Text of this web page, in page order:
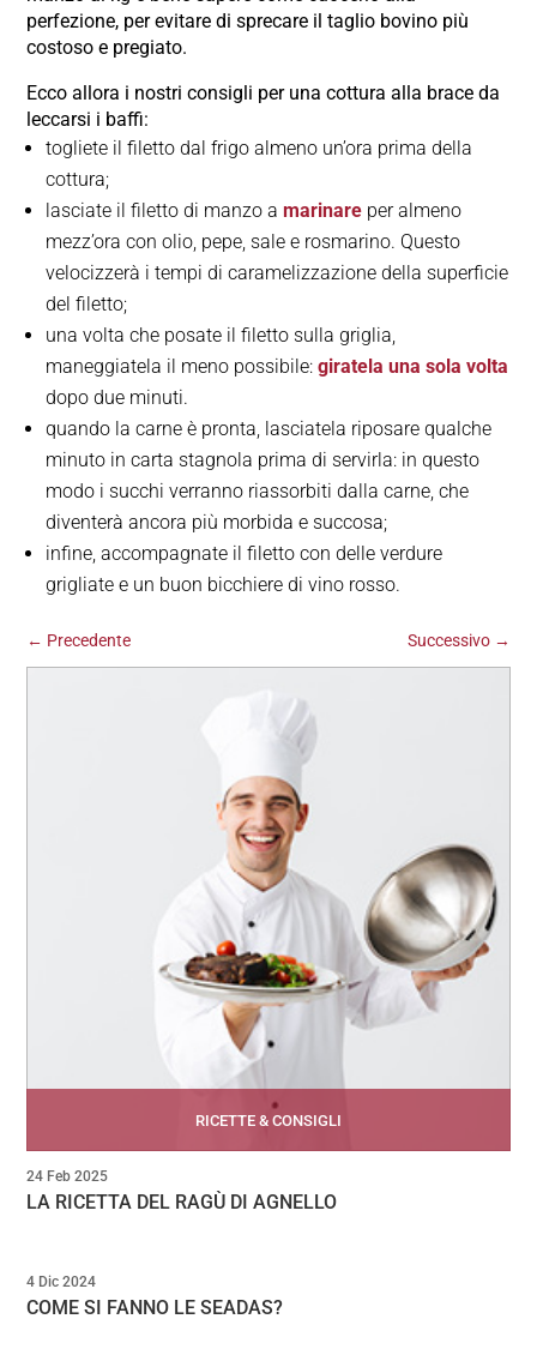
perfezione, per evitare di sprecare il taglio bovino più
costoso e pregiato.
Ecco allora i nostri consigli per una cottura alla brace da
leccarsi i baffi:
togliete il filetto dal frigo almeno un’ora prima della
cottura;
lasciate il filetto di manzo amarinare per almeno
mezz’ora con olio, pepe, sale e rosmarino. Questo
velocizzerà i tempi di caramelizzazione della superficie
del filetto;
una volta che posate il filetto sulla griglia,
maneggiatela il meno possibile:giratela una sola volta
dopo due minuti.
quando la carne è pronta, lasciatela riposare qualche
minuto in carta stagnola prima di servirla: in questo
modo i succhi verranno riassorbiti dalla carne, che
diventerà ancora più morbida e succosa;
infine, accompagnate il filetto con delle verdure
grigliate e un buon bicchiere di vino rosso.
← Precedente Successivo→
RICETTE & CONSIGLI
LA RICETTA DEL RAGÙ DI AGNELLO
24 Feb 2025
COME SI FANNO LE SEADAS?
4 Dic 2024